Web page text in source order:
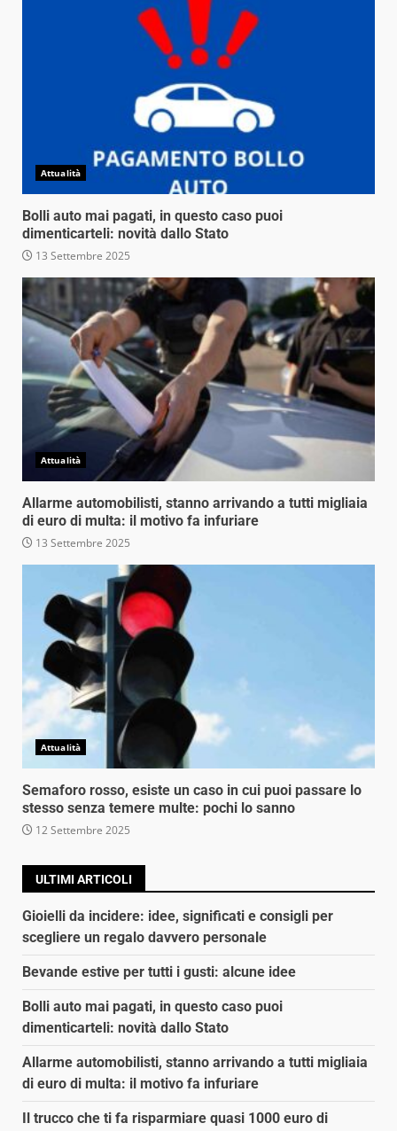
Attualità
Bolli auto mai pagati, in questo caso puoi
dimenticarteli: novità dallo Stato
13 Settembre 2025
Attualità
Allarme automobilisti, stanno arrivando a tutti migliaia
di euro di multa: il motivo fa infuriare
13 Settembre 2025
Attualità
Semaforo rosso, esiste un caso in cui puoi passare lo
stesso senza temere multe: pochi lo sanno
12 Settembre 2025
ULTIMI ARTICOLI
Gioielli da incidere: idee, significati e consigli per
scegliere un regalo davvero personale
Bevande estive per tutti i gusti: alcune idee
Bolli auto mai pagati, in questo caso puoi
dimenticarteli: novità dallo Stato
Allarme automobilisti, stanno arrivando a tutti migliaia
di euro di multa: il motivo fa infuriare
Il trucco che ti fa risparmiare quasi 1000 euro di